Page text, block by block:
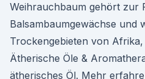
Weihrauchbaum gehört zur
Balsambaumgewächse und
Trockengebieten von
Ätherische Öle &
ätherisches Öl. Mehr